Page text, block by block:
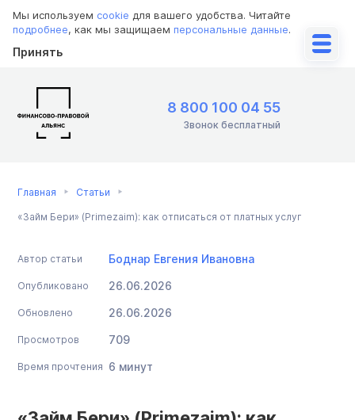
Мы используем cookie для вашего удобства. Читайте
подробнее, как мы защищаем персональные данные.
Принять
8 800 100 04 55
Звонок бесплатный
Главная Статьи
«Займ Бери» (Primezaim): как отписаться от платных услуг
Автор статьи Боднар Евгения Ивановна
Опубликовано 26.06.2026
Обновлено 26.06.2026
Просмотров 709
Время прочтения 6 минут